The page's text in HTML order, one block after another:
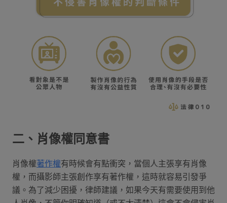
二、肖像權同意書
肖像權著作權有時候會有點衝突，當個人主張享有肖像
權，而攝影師主張創作享有著作權，這時就容易引發爭
議。為了減少困擾，律師建議，如果今天有需要使用到他